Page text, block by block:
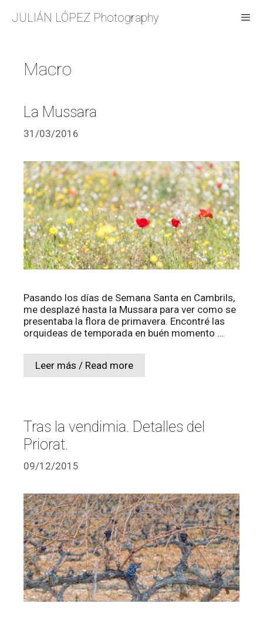
JULIÁN LÓPEZ Photography
Macro
La Mussara
31/03/2016
Pasando los días de Semana Santa en Cambrils,
me desplazé hasta la Mussara para ver como se
presentaba la flora de primavera. Encontré las
orquideas de temporada en buén momento …
Leer más / Read more
Tras la vendimia. Detalles del
Priorat.
09/12/2015